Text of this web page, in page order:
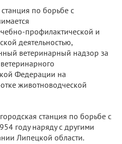
по борьбе с
профилактической и
деятельностью,
ветеринарный надзор за
Федерации на
животноводческой
станция по борьбе с
году наряду с другими
Липецкой области.